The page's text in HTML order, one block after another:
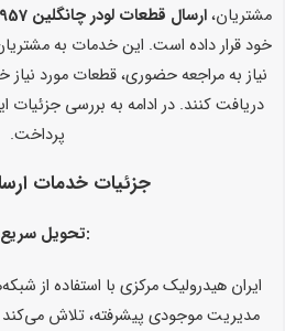
مشتریان،ارسال قطعات لودر چانگلین 957 به سراسر ایران
خود قرار داده است. این خدمات به
نیاز به مراجعه حضوری، قطعات مورد نیاز
دریافت کنند. در ادامه به بررسی
پرداخت.
جزئیات خدمات
تحویل سریع:
ایران هیدرولیک مرکزی با استفاده از
مدیریت موجودی پیشرفته، تلاش می‌کند